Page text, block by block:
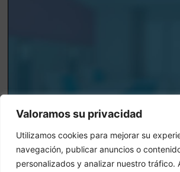
Valoramos su privacidad
Utilizamos cookies para mejorar su
navegación, publicar anuncios o
personalizados y analizar nuestro tráfico.